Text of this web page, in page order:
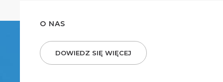
O NAS
DOWIEDZ SIĘ WIĘCEJ